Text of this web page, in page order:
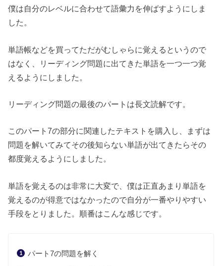
僕は自分のレベルに合わせて語彙力を伸ばすようにしま
した。
単語帳などを買ってただがむしゃらに覚えるというので
はなく、リーディング問題に出てきた単語を一つ一つ覚
えるようにしました。
リーディング問題の最後のパートは長文読解です。
このパート7の部分に関連したテキストを購入し、まずは
問題を解いてみてその後知らない単語が出てきたらその
都度覚えるようにしました。
単語を覚えるのは非常に大変で、僕は正直あまり単語を
覚えるのが得意ではなかったので自分が一番やりやすい
手段をとりました。順番はこんな感じです。
パート7の問題を解く